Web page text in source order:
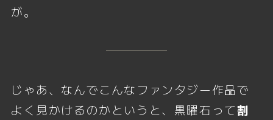
が。
じゃあ、なんでこんなファンタジー作品で
よく見かけるのかというと、黒曜石って割